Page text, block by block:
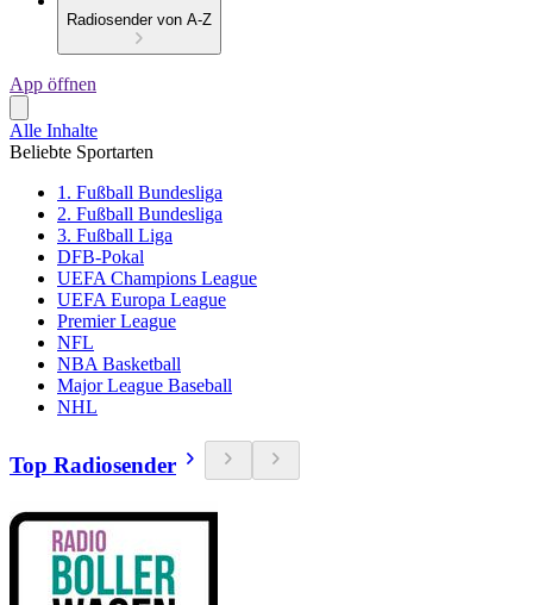
Radiosender von A-Z
App öffnen
Alle Inhalte
Beliebte Sportarten
1. Fußball Bundesliga
2. Fußball Bundesliga
3. Fußball Liga
DFB-Pokal
UEFA Champions League
UEFA Europa League
Premier League
NFL
NBA Basketball
Major League Baseball
NHL
Top Radiosender